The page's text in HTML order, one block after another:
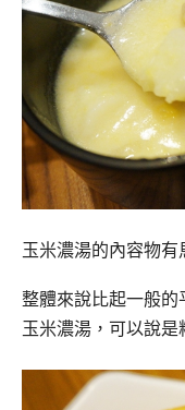
玉米濃湯的內容物有
整體來說比起一般的
玉米濃湯，可以說是